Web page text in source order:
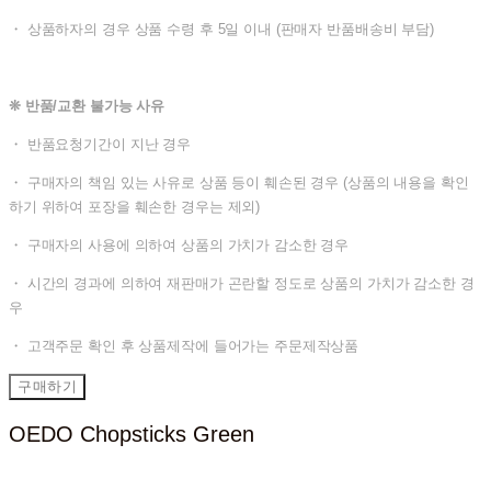
・ 상품하자의 경우 상품 수령 후 5일 이내 (판매자 반품배송비 부담)
❊ 반품/교환 불가능 사유
・ 반품요청기간이 지난 경우
・ 구매자의 책임 있는 사유로 상품 등이 훼손된 경우 (상품의 내용을 확인
하기 위하여 포장을 훼손한 경우는 제외)
・ 구매자의 사용에 의하여 상품의 가치가 감소한 경우
・ 시간의 경과에 의하여 재판매가 곤란할 정도로 상품의 가치가 감소한 경
우
・ 고객주문 확인 후 상품제작에 들어가는 주문제작상품
구매하기
OEDO Chopsticks Green